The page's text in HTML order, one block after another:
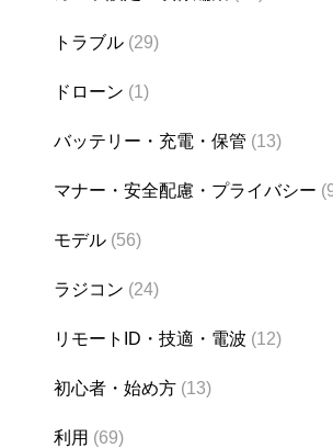
トラブル (29)
ドローン (1)
バッテリー・充電・保管 (13)
マナー・安全配慮・プライバシー
モデル (56)
ラジコン (24)
リモートID・技適・電波 (12)
初心者・始め方 (13)
利用 (69)